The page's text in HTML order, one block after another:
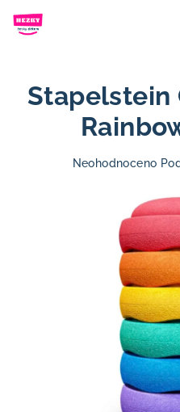
obsah
Stapelstein
Průměrné
hvězdiček.
Neohodnoceno